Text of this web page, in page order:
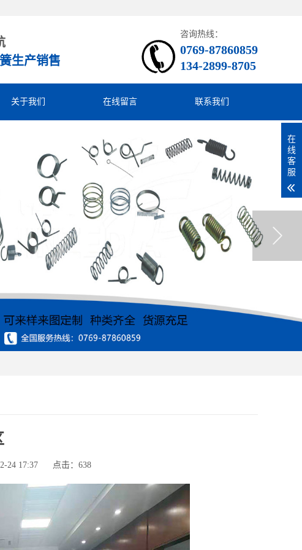
生产销售
咨询热线：
0769-87860859
134-2899-8705
关于我们 在线留言 联系我们
24 17:37 点击： 638
在
线
客
服